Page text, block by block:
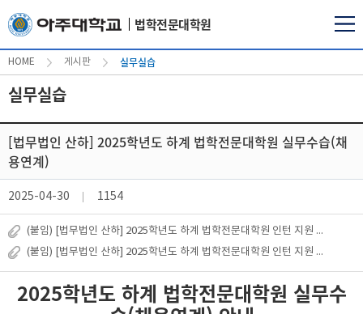
법학전문대학원
HOME 게시판 실무실습
실무실습
[법무법인 산하] 2025학년도 하계 법학전문대학원 실무수습(채
용연계)
2025-04-30 1154
(붙임) [법무법인 산하] 2025학년도 하계 법학전문대학원 인턴 지원 안내 붙임_법학전문대학원 재학생 하계 인턴 공고.pdf
(붙임) [법무법인 산하] 2025학년도 하계 법학전문대학원 인턴 지원 안내 붙임_하계인턴 지원서 및 자기소개서.hwp
2025학년도 하계 법학전문대학원 실무수